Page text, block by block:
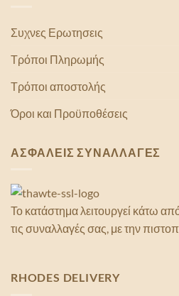
Συχνες Ερωτησεις
Τρόποι Πληρωμής
Τρόποι αποστολής
Όροι και Προϋποθέσεις
ΑΣΦΑΛΕΙΣ ΣΥΝΑΛΛΑΓΕΣ
Το κατάστημα λειτουργεί κάτω
τις συναλλαγές σας, με την
RHODES DELIVERY